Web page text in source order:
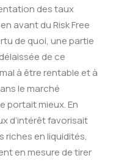
des taux
avant du Risk Free
de quoi, une partie
de ce
à être rentable et à
le marché
portait mieux. En
d’intérêt favorisait
riches en liquidités,
en mesure de tirer